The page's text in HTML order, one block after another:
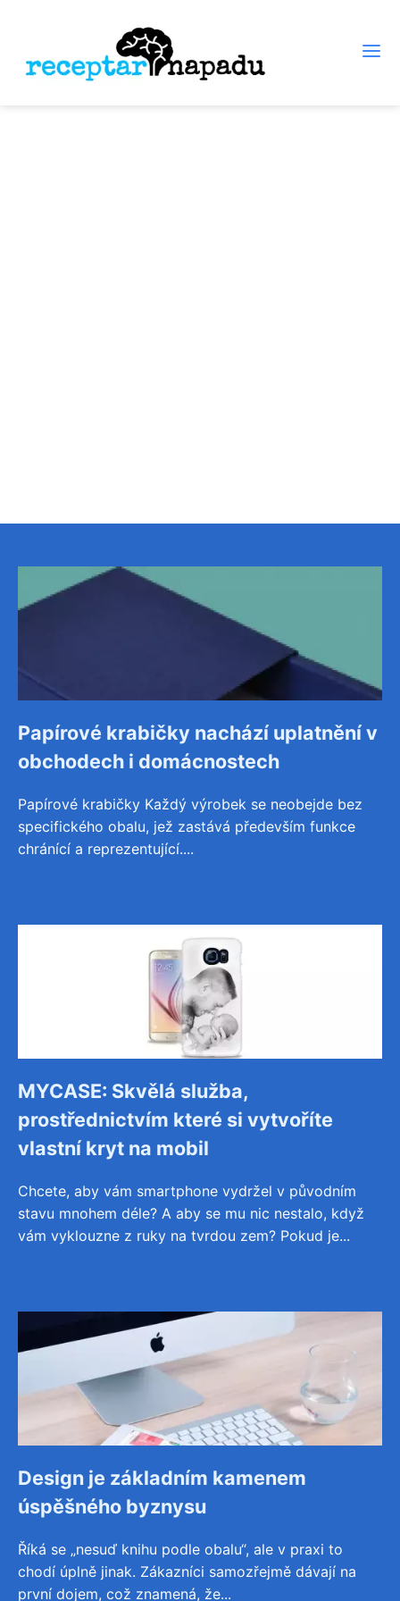
Papírové krabičky nachází uplatnění v
obchodech i domácnostech
Papírové krabičky Každý výrobek se neobejde bez
specifického obalu, jež zastává především funkce
chránící a reprezentující....
MYCASE: Skvělá služba,
prostřednictvím které si vytvoříte
vlastní kryt na mobil
Chcete, aby vám smartphone vydržel v původním
stavu mnohem déle? A aby se mu nic nestalo, když
vám vyklouzne z ruky na tvrdou zem? Pokud je...
Design je základním kamenem
úspěšného byznysu
Říká se „nesuď knihu podle obalu“, ale v praxi to
chodí úplně jinak. Zákazníci samozřejmě dávají na
první dojem, což znamená, že...